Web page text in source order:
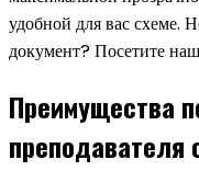
удобной для вас схеме.
документ? Посетите
Преимущества
преподавателя